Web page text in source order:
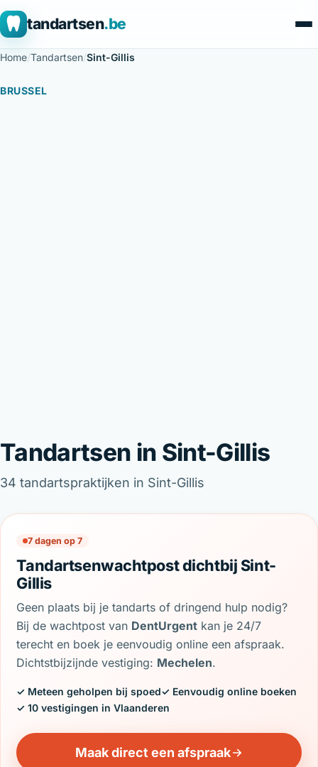
tandartsen.be
Home/Tandartsen/Sint-Gillis
BRUSSEL
Tandartsen in Sint-Gillis
34 tandartspraktijken in Sint-Gillis
7 dagen op 7
Tandartsenwachtpost dichtbij Sint-
Gillis
Geen plaats bij je tandarts of dringend hulp nodig?
Bij de wachtpost van DentUrgent kan je 24/7
terecht en boek je eenvoudig online een afspraak.
Dichtstbijzijnde vestiging: Mechelen.
✓ Meteen geholpen bij spoed✓ Eenvoudig online boeken
✓ 10 vestigingen in Vlaanderen
Maak direct een afspraak